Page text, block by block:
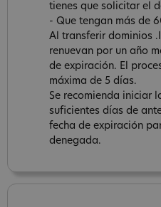
tienes que solicitar el
- Que tengan más de
Al transferir dominios
renuevan por un año
de expiración. El
máxima de 5 días.
Se recomienda iniciar
suficientes días de
fecha de expiración
denegada.